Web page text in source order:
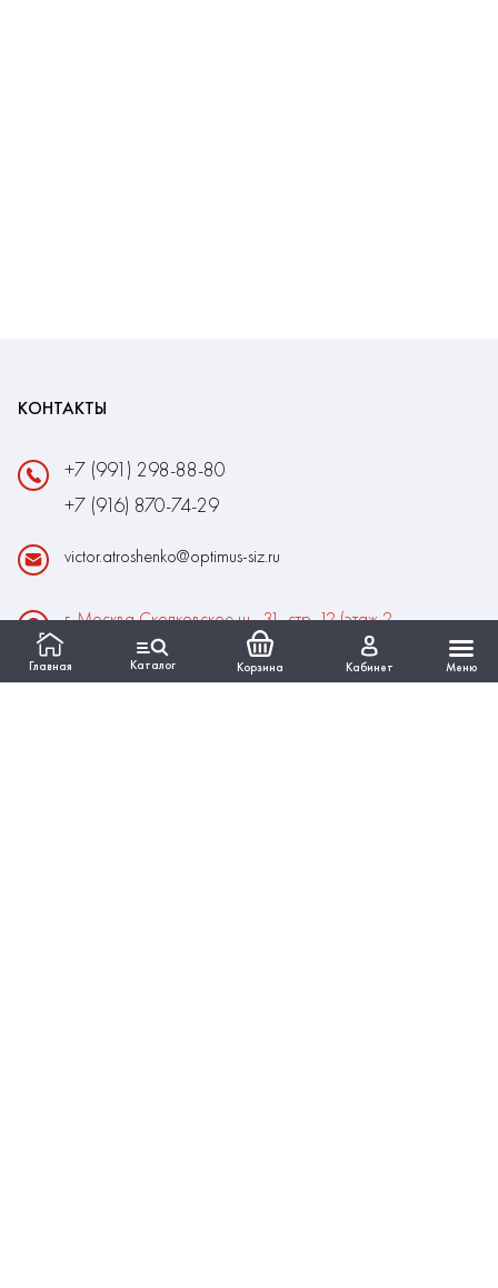
Главная Каталог Корзина Кабинет Меню
КОНТАКТЫ
+7 (991) 298-88-80
+7 (916) 870-74-29
victor.atroshenko@optimus-siz.ru
г. Москва Сколковское ш., 31, стр. 12 (этаж 2,
помещение 22)
Время работы: